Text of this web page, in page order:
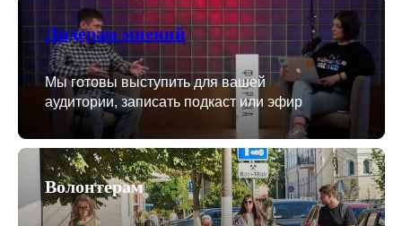
Лидерам мнений
Мы готовы выступить для вашей
аудитории, записать подкаст или эфир
Волонтерам